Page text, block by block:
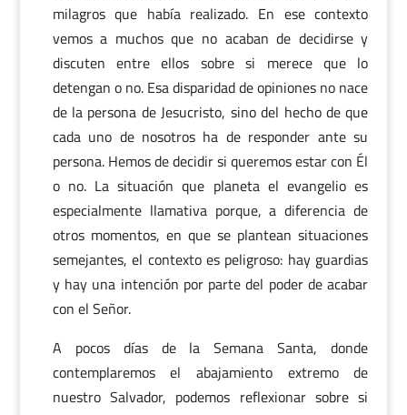
milagros que había realizado. En ese contexto
vemos a muchos que no acaban de decidirse y
discuten entre ellos sobre si merece que lo
detengan o no. Esa disparidad de opiniones no nace
de la persona de Jesucristo, sino del hecho de que
cada uno de nosotros ha de responder ante su
persona. Hemos de decidir si queremos estar con Él
o no. La situación que planeta el evangelio es
especialmente llamativa porque, a diferencia de
otros momentos, en que se plantean situaciones
semejantes, el contexto es peligroso: hay guardias
y hay una intención por parte del poder de acabar
con el Señor.
A pocos días de la Semana Santa, donde
contemplaremos el abajamiento extremo de
nuestro Salvador, podemos reflexionar sobre si